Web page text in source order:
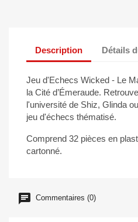
Description Détails
Jeu d'Echecs Wicked - Le
la Cité d’Émeraude.
l'université de Shiz, Glinda
jeu d'échecs thématisé.
Comprend 32 pièces en
cartonné.
Commentaires (0)